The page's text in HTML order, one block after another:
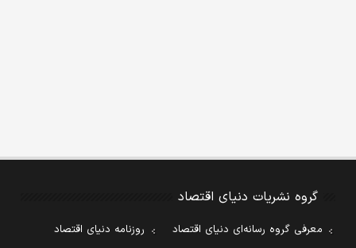
گروه نشریات دنیای اقتصاد
معرفی گروه رسانه‌ای دنیای اقتصاد
روزنامه دنیای اقتصاد